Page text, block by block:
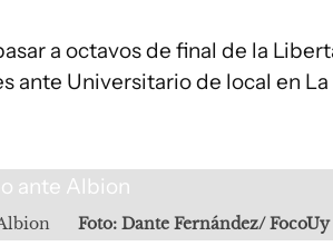
a octavos de final de la
ante Universitario de local en La
Foto: Dante Fernández/ FocoUy